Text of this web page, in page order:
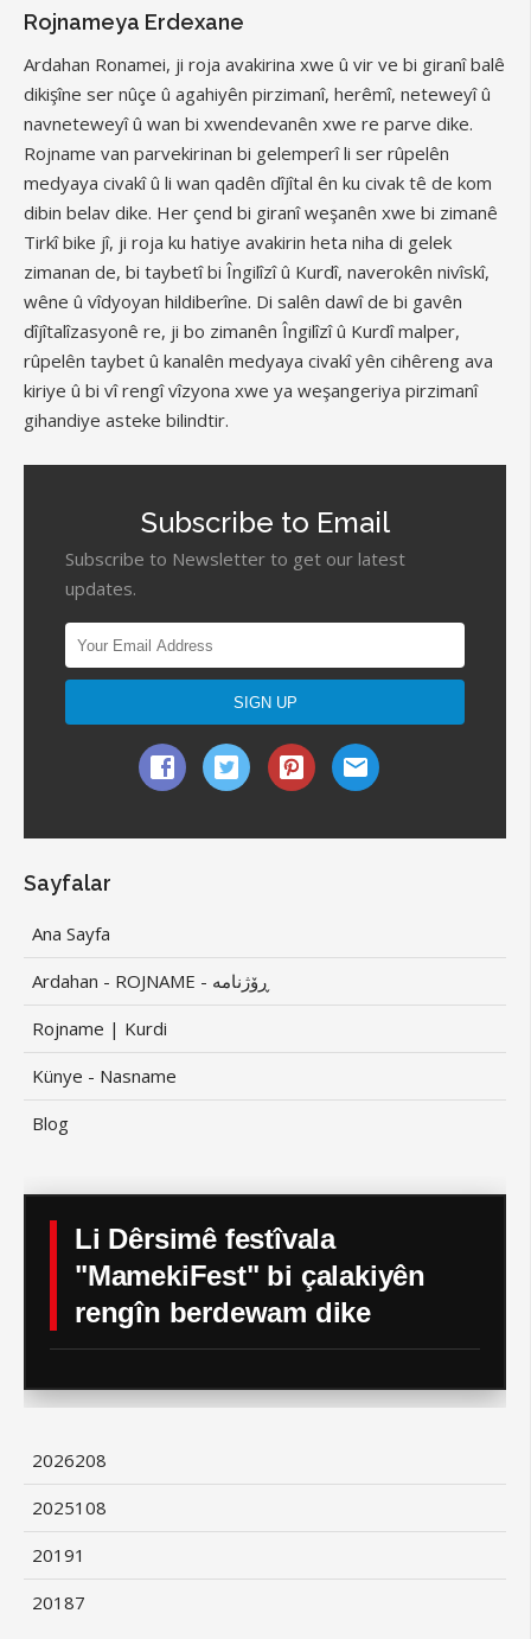
Rojnameya Erdexane
Ardahan Ronamei, ji roja avakirina xwe û vir ve bi giranî balê
dikişîne ser nûçe û agahiyên pirzimanî, herêmî, neteweyî û
navneteweyî û wan bi xwendevanên xwe re parve dike.
Rojname van parvekirinan bi gelemperî li ser rûpelên
medyaya civakî û li wan qadên dîjîtal ên ku civak tê de kom
dibin belav dike. Her çend bi giranî weşanên xwe bi zimanê
Tirkî bike jî, ji roja ku hatiye avakirin heta niha di gelek
zimanan de, bi taybetî bi Îngilîzî û Kurdî, naverokên nivîskî,
wêne û vîdyoyan hildiberîne. Di salên dawî de bi gavên
dîjîtalîzasyonê re, ji bo zimanên Îngilîzî û Kurdî malper,
rûpelên taybet û kanalên medyaya civakî yên cihêreng ava
kiriye û bi vî rengî vîzyona xwe ya weşangeriya pirzimanî
gihandiye asteke bilindtir.
Subscribe to Email
Subscribe to Newsletter to get our latest
updates.
Sayfalar
Ana Sayfa
Ardahan - ROJNAME - ڕۆژنامە
Rojname | Kurdi
Künye - Nasname
Blog
Li Dêrsimê festîvala
"MamekiFest" bi çalakiyên
rengîn berdewam dike
2026208
2025108
20191
20187